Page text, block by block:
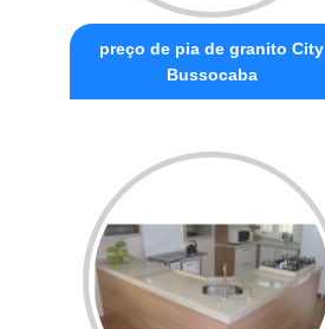
preço de pia de granito City
Bussocaba